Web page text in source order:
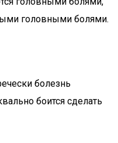
головными болями.
болезнь
боится сделать